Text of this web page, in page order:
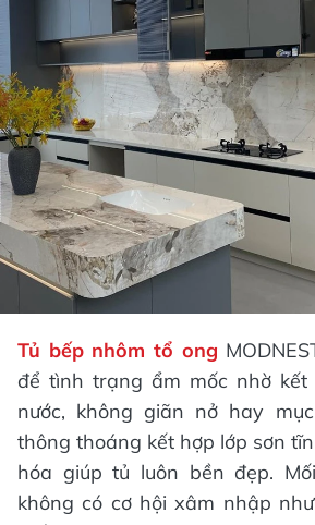
Tủ bếp nhôm tổ ong
để tình trạng ẩm mốc nhờ kết
nước, không giãn nở hay
thông thoáng kết hợp lớp sơn
hóa giúp tủ luôn bền đẹp.
không có cơ hội xâm nhập